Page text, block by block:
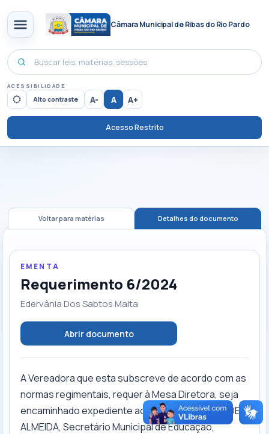
Câmara Municipal de Ribas do Rio Pardo
ACESSIBILIDADE
Alto contraste A- A A+
Acesso Restrito
Voltar para matérias Detalhes do documento
EMENTA
Requerimento 6/2024
Edervânia Dos Sabtos Malta
Abrir documento
A Vereadora que esta subscreve de acordo com as
normas regimentais, requer à Mesa Diretora, seja
encaminhado expediente ao Sr. NIZAEL FLÔRES DE
ALMEIDA, Secretário Municipal de Educação,